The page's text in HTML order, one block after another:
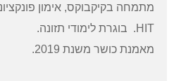
HIT. בוגרת לימודי תזונה.
מאמנת כושר משנת 2019.